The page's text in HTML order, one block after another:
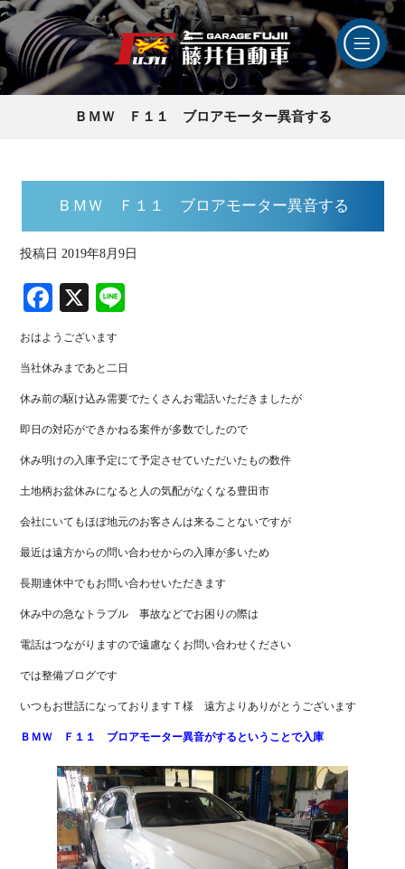
ＢＭＷ Ｆ１１ ブロアモーター異音する
ＢＭＷ Ｆ１１ ブロアモーター異音する
投稿日 2019年8月9日
Fa
ce
bo
ok
X
おはようございます
当社休みまであと二日
休み前の駆け込み需要でたくさんお電話いただきましたが
即日の対応ができかねる案件が多数でしたので
休み明けの入庫予定にて予定させていただいたもの数件
土地柄お盆休みになると人の気配がなくなる豊田市
会社にいてもほぼ地元のお客さんは来ることないですが
最近は遠方からの問い合わせからの入庫が多いため
長期連休中でもお問い合わせいただきます
休み中の急なトラブル 事故などでお困りの際は
電話はつながりますので遠慮なくお問い合わせください
では整備ブログです
いつもお世話になっておりますＴ様 遠方よりありがとうございます
ＢＭＷ Ｆ１１ ブロアモーター異音がするということで入庫